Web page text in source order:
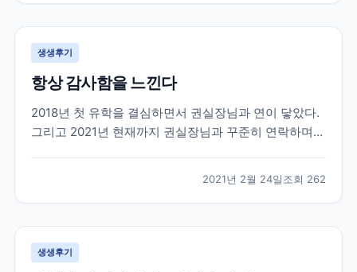
몰랐던 제가 군 복무중에 수많은 유학원들 중에서 브레
이크...
생생후기
항상 감사함을 느낀다
2018년 첫 유학을 결심하면서 권실장님과 연이 닿았다.
그리고 2021년 현재까지 권실장님과 꾸준히 연락하며
해줄만큼 캐나다 사정을 잘 알지도 못하거니와 그들이
해 줄 수 있는건 정서적이 도움들 밖에 없다. 그...
2021년 2월 24일조회 262
생생후기